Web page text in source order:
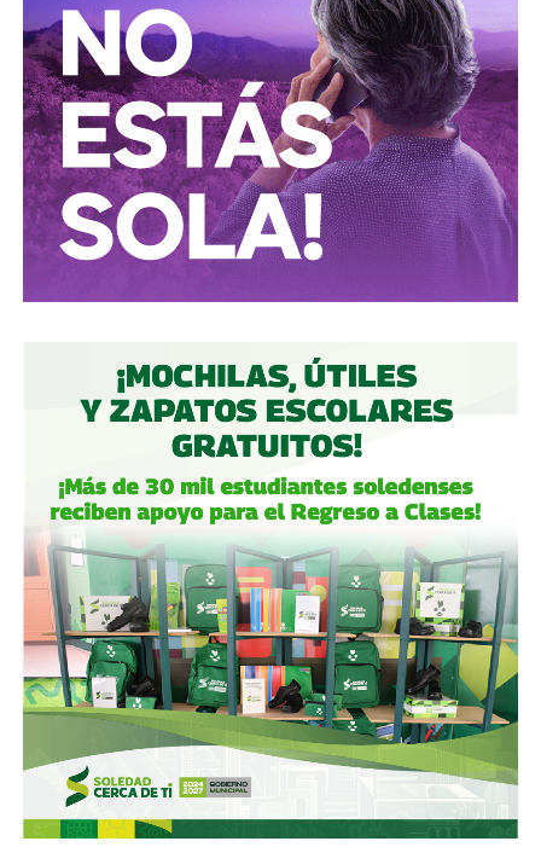
todavía no saben si va a seguir en el poder, hagamos
periodismo útil, no crítica en busca de likes.
Conductores:respeten al peatón.Peatones:no usen el
móvil mientras cruzan las calles, ni intenten ganarle al
semáforo.Ciclistas:
hay solo 3 ciclovías, pero usémoslas
correctamente.
Autoridades:hagan su trabajo, pero háganlo bien, y no
descuiden lo que hicieron antes por centrarse solo en
obras nuevas.
personas se sientan más seguras entrando a un parque
bajo su cuidado, para evitar accidentes en una calle, de una
ciudad que también es parte del estado.
Gobierno municipal:no se apresuren por hacer cosas
solo de cara a la contienda electoral, échenle ganas y
háganlas bien, respeten los tiempos, informen
oportunamente a los usuarios de las vialidades.
Ya aprovechando,revisen las señales de tránsito de la
zona, que necesitan mantenimiento, y luego dense una
vuelta por la ciudad:hay banquetas que son
estacionamientos, hay ciclovías intransitables, hay
peatones en riesgoporque los conductores no siguen el
reglamento.
En pocas palabras,bajemos todos la velocidad… en